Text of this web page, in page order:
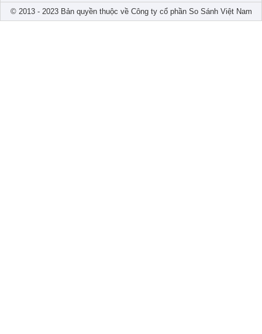
© 2013 - 2023 Bản quyền thuộc về Công ty cổ phần So Sánh Việt Nam